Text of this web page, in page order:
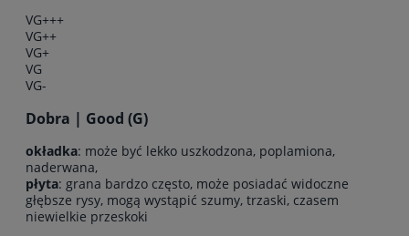
VG+++
VG++
VG+
VG
VG-
Dobra | Good (G)
okładka: może być lekko uszkodzona, poplamiona,
naderwana,
płyta: grana bardzo często, może posiadać widoczne
głębsze rysy, mogą wystąpić szumy, trzaski, czasem
niewielkie przeskoki